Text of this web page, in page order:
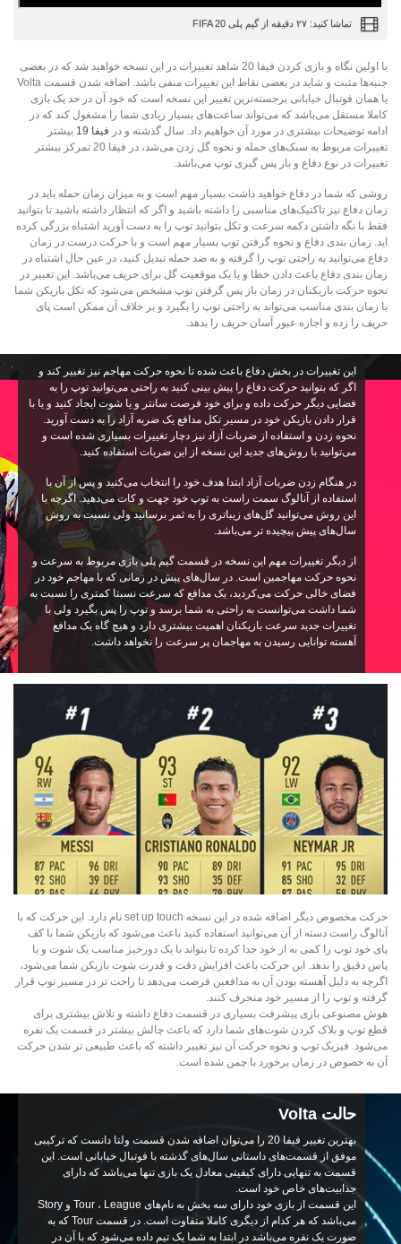
تماشا کنید: ۲۷ دقیقه از گیم پلی FIFA 20
با اولین نگاه و بازی کردن فیفا 20 شاهد تغییرات در این نسخه خواهید شد که در بعضی
جنبه‌ها مثبت و شاید در بعضی نقاط این تغییرات منفی باشد. اضافه شدن قسمت Volta
یا همان فوتبال خیابانی برجسته‌ترین تغییر این نسخه است که خود آن در حد یک بازی
کاملا مستقل می‌باشد که می‌تواند ساعت‌های بسیار زیادی شما را مشغول کند که در
ادامه توضیحات بیشتری در مورد آن خواهیم داد. سال گذشته و در فیفا 19
بیشتر
تغییرات مربوط به سبک‌های حمله و نحوه گل زدن می‌شد، در فیفا 20 تمرکز بیشتر
تغییرات در نوع دفاع و باز پس گیری توپ می‌‌باشد.
روشی که شما در دفاع خواهید داشت بسیار مهم است و به میزان زمان حمله باید در
زمان دفاع نیز تاکتیک‌های مناسبی را داشته باشید و اگر که انتظار داشته باشید تا بتوانید
فقط با نگه داشتن دکمه سرعت و تکل بتوانید توپ را به دست آورید اشتباه بزرگی کرده
اید. زمان بندی دفاع و نحوه گرفتن توپ بسیار مهم است و با حرکت درست در زمان
دفاع می‌توانید به راحتی توپ را گرفته و به ضد حمله تبدیل کنید، در عین حال اشتباه در
زمان بندی دفاع باعث دادن خطا و یا یک موقعیت گل برای حریف می‌‌باشد. این تغییر در
نحوه حرکت بازیکنان در زمان باز پس گرفتن توپ مشخص می‌شود که تکل بازیکن شما
با زمان بندی مناسب می‌تواند به راحتی توپ را بگیرد و بر خلاف آن ممکن است پای
حریف را زده و اجازه عبور آسان حریف را بدهد.
این تغییرات در بخش دفاع باعث شده تا نحوه حرکت مهاجم نیز تغییر کند و
اگر که بتوانید حرکت دفاع را پیش بینی کنید به راحتی می‌توانید توپ را به
فضایی دیگر حرکت داده و برای خود فرصت سانتر و یا شوت ایجاد کنید و یا با
قرار دادن بازیکن خود در مسیر تکل مدافع یک ضربه آزاد را به دست آورید.
نحوه زدن و استفاده از ضربات آزاد نیز دچار تغییرات بسیاری شده است و
می‌توانید با روش‌های جدید این نسخه از این ضربات استفاده کنید.
در هنگام زدن ضربات آزاد ابتدا هدف خود را انتخاب می‌کنید و پس از آن با
استفاده از آنالوگ سمت راست به توپ خود جهت و کات می‌دهید. اگرچه با
این روش می‌توانید گل‌های زیباتری را به ثمر برسانید ولی نسبت به روش
سال‌های پیش پیچیده تر می‌باشد.
از دیگر تغییرات مهم این نسخه در قسمت گیم پلی بازی مربوط به سرعت و
نحوه حرکت مهاجمین است. در سال‌های پیش در زمانی که با مهاجم خود در
فضای خالی حرکت می‌کردید، یک مدافع که سرعت نسبتا کمتری را نسبت به
شما داشت می‌توانست به راحتی به شما برسد و توپ را پس بگیرد ولی با
تغییرات جدید سرعت بازیکنان اهمیت بیشتری دارد و هیچ گاه یک مدافع
آهسته توانایی رسیدن به مهاجمان پر سرعت را نخواهد داشت.
حرکت مخصوص دیگر اضافه شده در این نسخه set up touch نام دارد. این حرکت که با
آنالوگ راست دسته از آن می‌توانید استفاده کنید باعث می‌شود که بازیکن شما با کف
پای خود توپ را کمی‌ به از خود جدا کرده تا بتواند با یک دورخیز مناسب یک شوت و یا
پاس دقیق را بدهد. این حرکت باعث افزایش دقت و قدرت شوت بازیکن شما می‌شود،
اگرچه به دلیل آهسته بودن آن به مدافعین فرصت می‌دهد تا راحت تر در مسیر توپ قرار
گرفته و توپ را از مسیر خود منحرف کنند.
هوش مصنوعی بازی پیشرفت بسیاری در قسمت دفاع داشته و تلاش بیشتری برای
قطع توپ و بلاک کردن شوت‌های شما دارد که باعث چالش بیشتر در قسمت یک نفره
می‌شود. فیزیک توپ و نحوه حرکت آن نیز تغییر داشته که باعث طبیعی تر شدن حرکت
آن به خصوص در زمان برخورد با چمن شده است.
حالت Volta
بهترین تغییر فیفا 20 را می‌توان اضافه شدن قسمت ولتا دانست که ترکیبی
موفق از قسمت‌های داستانی سال‌های گذشته با فوتبال خیابانی است. این
قسمت به تنهایی دارای کیفیتی معادل یک بازی تنها می‌باشد که دارای
جذابیت‌های خاص خود است.
این قسمت از بازی خود دارای سه بخش به نام‌های Tour ، League و Story
می‌‌باشد که هر کدام از دیگری کاملا متفاوت است. در قسمت Tour که به
صورت یک نفره می‌باشد در ابتدا به شما یک تیم داده می‌شود که با آن در